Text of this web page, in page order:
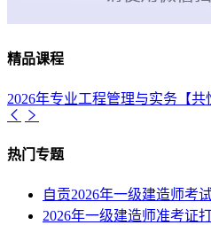
精品课程
2026年专业工程管理与实务【
热门专题
自贡2026年一级建造师考
2026年一级建造师准考证